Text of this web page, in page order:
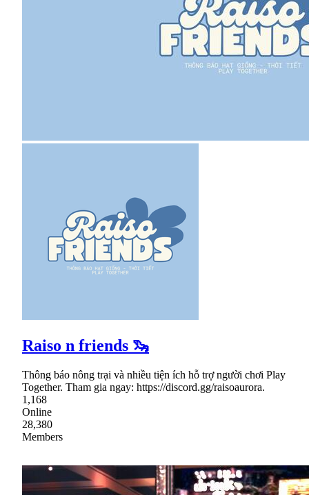
Raiso n friends 🦦
Thông báo nông trại và nhiều tiện ích hỗ trợ người chơi Play
Together. Tham gia ngay: https://discord.gg/raisoaurora.
1,168
Online
28,380
Members